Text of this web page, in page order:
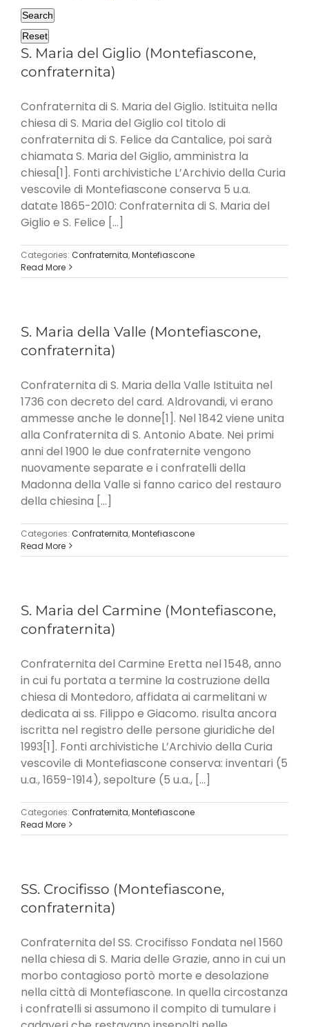
Search
Reset
S. Maria del Giglio (Montefiascone,
confraternita)
Confraternita di S. Maria del Giglio. Istituita nella
chiesa di S. Maria del Giglio col titolo di
confraternita di S. Felice da Cantalice, poi sarà
chiamata S. Maria del Giglio, amministra la
chiesa[1]. Fonti archivistiche L’Archivio della Curia
vescovile di Montefiascone conserva 5 u.a.
datate 1865-2010: Confraternita di S. Maria del
Giglio e S. Felice [...]
Categories: Confraternita,Montefiascone
Read More
S. Maria della Valle (Montefiascone,
confraternita)
Confraternita di S. Maria della Valle Istituita nel
1736 con decreto del card. Aldrovandi, vi erano
ammesse anche le donne[1]. Nel 1842 viene unita
alla Confraternita di S. Antonio Abate. Nei primi
anni del 1900 le due confraternite vengono
nuovamente separate e i confratelli della
Madonna della Valle si fanno carico del restauro
della chiesina [...]
Categories: Confraternita,Montefiascone
Read More
S. Maria del Carmine (Montefiascone,
confraternita)
Confraternita del Carmine Eretta nel 1548, anno
in cui fu portata a termine la costruzione della
chiesa di Montedoro, affidata ai carmelitani w
dedicata ai ss. Filippo e Giacomo. risulta ancora
iscritta nel registro delle persone giuridiche del
1993[1]. Fonti archivistiche L’Archivio della Curia
vescovile di Montefiascone conserva: inventari (5
u.a., 1659-1914), sepolture (5 u.a., [...]
Categories: Confraternita,Montefiascone
Read More
SS. Crocifisso (Montefiascone,
confraternita)
Confraternita del SS. Crocifisso Fondata nel 1560
nella chiesa di S. Maria delle Grazie, anno in cui un
morbo contagioso portò morte e desolazione
nella città di Montefiascone. In quella circostanza
i confratelli si assumono il compito di tumulare i